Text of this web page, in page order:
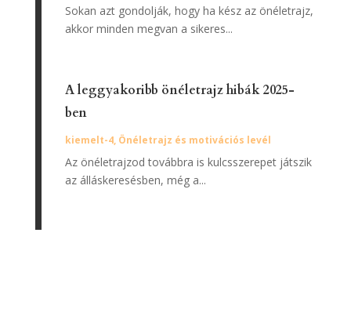
Sokan azt gondolják, hogy ha kész az önéletrajz,
akkor minden megvan a sikeres...
A leggyakoribb önéletrajz hibák 2025-
ben
kiemelt-4, Önéletrajz és motivációs levél
Az önéletrajzod továbbra is kulcsszerepet játszik
az álláskeresésben, még a...